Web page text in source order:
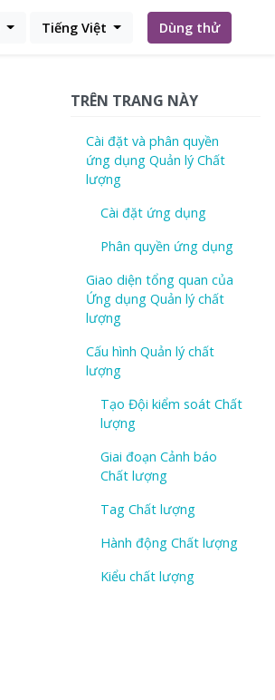
Tiếng Việt Dùng thử
TRÊN TRANG NÀY
Cài đặt và phân quyền
ứng dụng Quản lý Chất
lượng
Cài đặt ứng dụng
Phân quyền ứng dụng
Giao diện tổng quan của
Ứng dụng Quản lý chất
lượng
Cấu hình Quản lý chất
lượng
Tạo Đội kiểm soát Chất
lượng
Giai đoạn Cảnh báo
Chất lượng
Tag Chất lượng
Hành động Chất lượng
Kiểu chất lượng